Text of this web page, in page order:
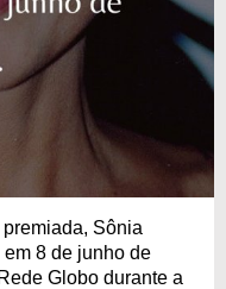
Sônia
8 de junho de
Globo durante a